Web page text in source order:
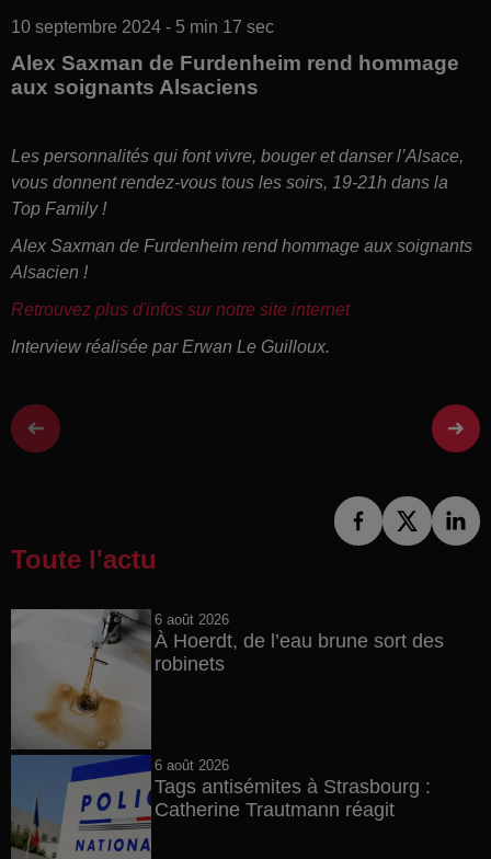
10 septembre 2024 - 5 min 17 sec
Alex Saxman de Furdenheim rend hommage
aux soignants Alsaciens
Les personnalités qui font vivre, bouger et danser l’Alsace,
vous donnent rendez-vous tous les soirs, 19-21h dans la
Top Family !
Alex Saxman de Furdenheim rend hommage aux soignants
Alsacien !
Retrouvez plus d'infos sur notre site internet
Interview réalisée par Erwan Le Guilloux.
Toute l'actu
6 août 2026
À Hoerdt, de l’eau brune sort des
robinets
6 août 2026
Tags antisémites à Strasbourg :
Catherine Trautmann réagit